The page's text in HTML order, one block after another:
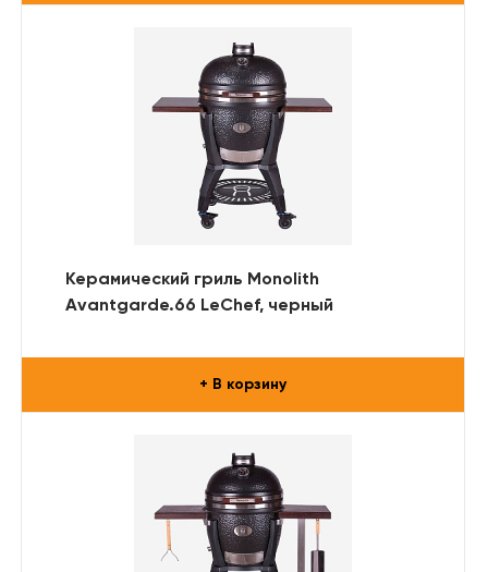
Керамический гриль Monolith
Avantgarde.66 LeChef, черный
+ В корзину